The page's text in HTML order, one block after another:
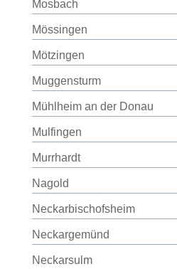
Mosbach
Mössingen
Mötzingen
Muggensturm
Mühlheim an der Donau
Mulfingen
Murrhardt
Nagold
Neckarbischofsheim
Neckargemünd
Neckarsulm